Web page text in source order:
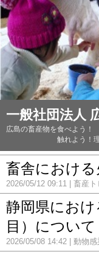
一般社団法人
広島の畜産物を食べよう！
触れよう！理解
畜舎におけ
2026/05/12 09:11 畜産ト
静岡県におけ
目）について
2026/05/08 14:42 動物感